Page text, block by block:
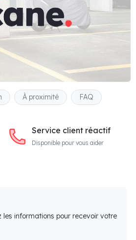
À proximité FAQ
Service client réactif
Disponible pour vous aider
informations pour recevoir votre